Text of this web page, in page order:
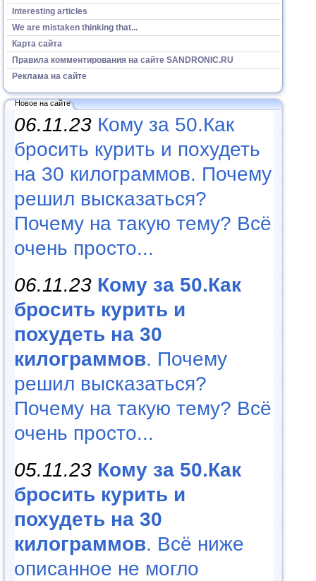
Interesting articles
We are mistaken thinking that...
Карта сайта
Правила комментирования на сайте SANDRONIC.RU
Реклама на сайте
Новое на сайте
06.11.23 Кому за 50.Как
бросить курить и похудеть
на 30 килограммов. Почему
решил высказаться?
Почему на такую тему? Всё
очень просто...
06.11.23 Кому за 50.Как
бросить курить и
похудеть на 30
килограммов. Почему
решил высказаться?
Почему на такую тему? Всё
очень просто...
05.11.23 Кому за 50.Как
бросить курить и
похудеть на 30
килограммов. Всё ниже
описанное не могло